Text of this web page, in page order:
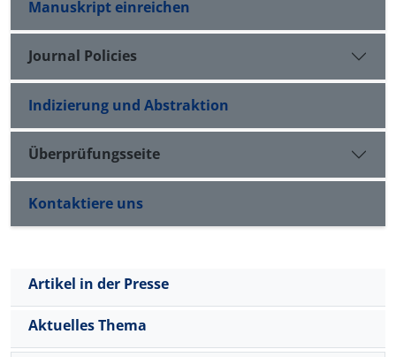
Manuskript einreichen
Journal Policies
Indizierung und Abstraktion
Überprüfungsseite
Kontaktiere uns
Artikel in der Presse
Aktuelles Thema